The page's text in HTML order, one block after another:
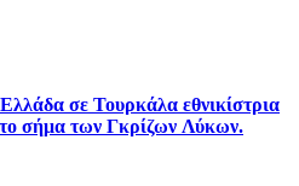
σε Τουρκάλα εθνικίστρια
το σήμα των Γκρίζων Λύκων.